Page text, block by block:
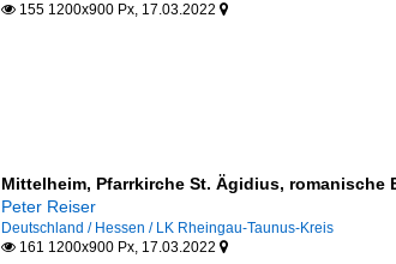
155 1200x900 Px, 17.03.2022 
Mittelheim, Pfarrkirche St. Ägidius, romanische
Peter Reiser
Deutschland / Hessen / LK Rheingau-Taunus-Kreis
161 1200x900 Px, 17.03.2022 